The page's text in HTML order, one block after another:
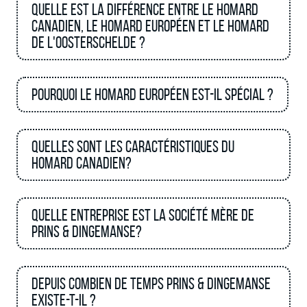
Quelle est la différence entre le homard
canadien, le homard européen et le homard
de l'Oosterschelde ?
Pourquoi le homard européen est-il spécial ?
Quelles sont les caractéristiques du
homard canadien?
Quelle entreprise est la société mère de
Prins & Dingemanse?
Depuis combien de temps Prins & Dingemanse
existe-t-il ?